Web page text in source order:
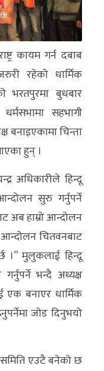
कायम गर्न दबाब
रहेको धार्मिक
बुधबार
सहभागी
बनाइएकामा चिन्ता
हुन् ।
अधिकारीले हिन्दू
सुरु गर्नुपर्ने
अब हाम्रो आन्दोलन
आन्दोलन चितवनबाट
।” मुलुकलाई हिन्दू
भन्दै अध्यक्ष
बनाएर धार्मिक
जोड दिनुभयो
समिति एउटै बनेको छ